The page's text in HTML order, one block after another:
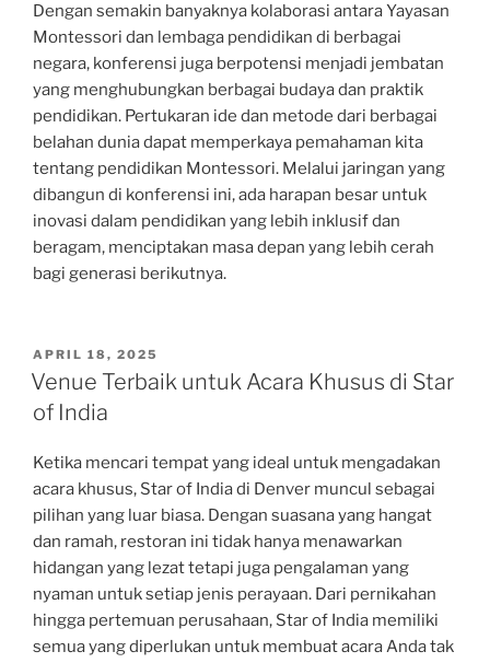
Dengan semakin banyaknya kolaborasi antara Yayasan
Montessori dan lembaga pendidikan di berbagai
negara, konferensi juga berpotensi menjadi jembatan
yang menghubungkan berbagai budaya dan praktik
pendidikan. Pertukaran ide dan metode dari berbagai
belahan dunia dapat memperkaya pemahaman kita
tentang pendidikan Montessori. Melalui jaringan yang
dibangun di konferensi ini, ada harapan besar untuk
inovasi dalam pendidikan yang lebih inklusif dan
beragam, menciptakan masa depan yang lebih cerah
bagi generasi berikutnya.
POSTED
ON
APRIL 18, 2025
Venue Terbaik untuk Acara Khusus di Star
of India
Ketika mencari tempat yang ideal untuk mengadakan
acara khusus, Star of India di Denver muncul sebagai
pilihan yang luar biasa. Dengan suasana yang hangat
dan ramah, restoran ini tidak hanya menawarkan
hidangan yang lezat tetapi juga pengalaman yang
nyaman untuk setiap jenis perayaan. Dari pernikahan
hingga pertemuan perusahaan, Star of India memiliki
semua yang diperlukan untuk membuat acara Anda tak